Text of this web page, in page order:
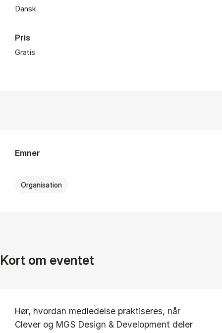
Dansk
Pris
Gratis
Emner
Organisation
Kort om eventet
Hør, hvordan medledelse praktiseres, når
Clever og MGS Design & Development deler